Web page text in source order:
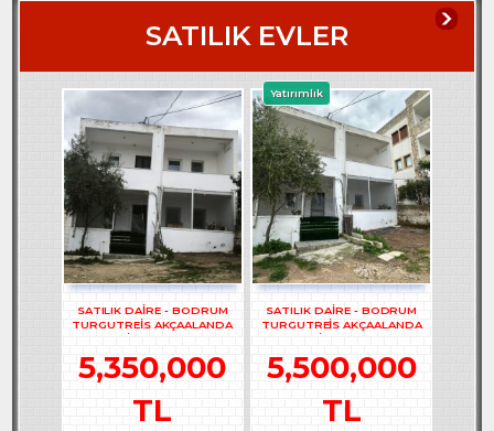
SATILIK EVLER
SATILIK DAİRE - BODRUM
TURGUTREİS AKÇAALANDA
5,350,000
TL
Yatırımlık
SATILIK DAİRE - BODRUM
TURGUTREİS AKÇAALANDA
5,500,000
TL